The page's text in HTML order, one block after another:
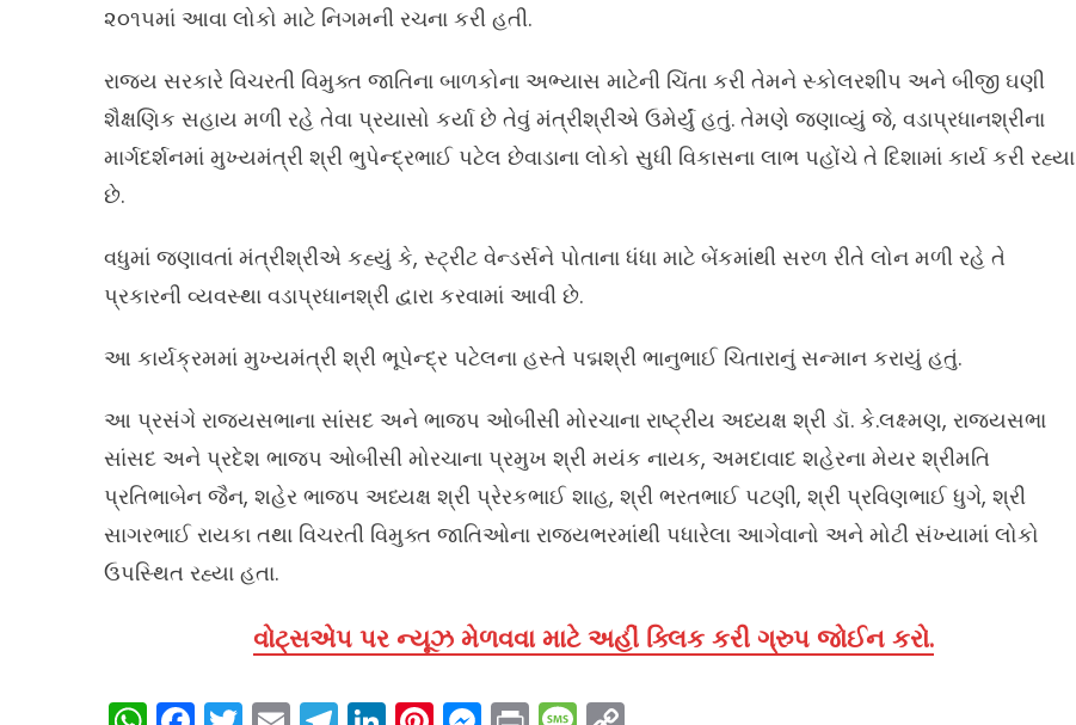
૨૦૧૫માં આવા લોકો માટે નિગમની રચના કરી હતી.
રાજ્ય સરકારે વિચરતી વિમુક્ત જાતિના બાળકોના અભ્યાસ માટેની ચિંતા કરી તેમને સ્કોલરશીપ અને બીજી ઘણી
શૈક્ષણિક સહાય મળી રહે તેવા પ્રયાસો કર્યા છે તેવું મંત્રીશ્રીએ ઉમેર્યું હતું. તેમણે જણાવ્યું જે, વડાપ્રધાનશ્રીના
માર્ગદર્શનમાં મુખ્યમંત્રી શ્રી ભુપેન્દ્રભાઈ પટેલ છેવાડાના લોકો સુધી વિકાસના લાભ પહોંચે તે દિશામાં કાર્ય કરી રહ્યા
છે.
વધુમાં જણાવતાં મંત્રીશ્રીએ કહ્યું કે, સ્ટ્રીટ વેન્ડર્સને પોતાના ધંધા માટે બેંકમાંથી સરળ રીતે લોન મળી રહે તે
પ્રકારની વ્યવસ્થા વડાપ્રધાનશ્રી દ્વારા કરવામાં આવી છે.
આ કાર્યક્રમમાં મુખ્યમંત્રી શ્રી ભૂપેન્દ્ર પટેલના હસ્તે પદ્મશ્રી ભાનુભાઈ ચિતારાનું સન્માન કરાયું હતું.
આ પ્રસંગે રાજ્યસભાના સાંસદ અને ભાજપ ઓબીસી મોરચાના રાષ્ટ્રીય અધ્યક્ષ શ્રી ડૉ. કે.લક્ષ્મણ, રાજ્યસભા
સાંસદ અને પ્રદેશ ભાજપ ઓબીસી મોરચાના પ્રમુખ શ્રી મયંક નાયક, અમદાવાદ શહેરના મેયર શ્રીમતિ
પ્રતિભાબેન જૈન, શહેર ભાજપ અધ્યક્ષ શ્રી પ્રેરકભાઈ શાહ, શ્રી ભરતભાઈ પટણી, શ્રી પ્રવિણભાઈ ધુગે, શ્રી
સાગરભાઈ રાયકા તથા વિચરતી વિમુક્ત જાતિઓના રાજ્યભરમાંથી પધારેલા આગેવાનો અને મોટી સંખ્યામાં લોકો
ઉપસ્થિત રહ્યા હતા.
વોટ્સએપ પર ન્યૂઝ મેળવવા માટે અહીં ક્લિક કરી ગ્રુપ જોઈન કરો.